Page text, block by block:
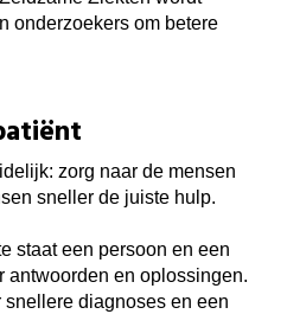
onderzoekers om betere
zorg naar de mensen
sneller de juiste hulp.
staat een persoon en een
antwoorden en oplossingen.
snellere diagnoses en een